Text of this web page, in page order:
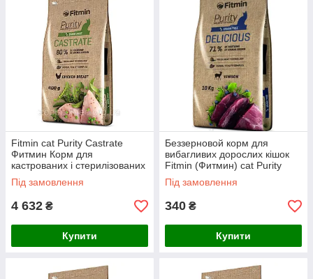
Fitmin cat Purity Castrate
Фитмин Корм для
кастрованих і стерилізованих
кішок, 10 kg
Під замовлення
4 632 ₴
Купити
Беззерновой корм для
вибагливих дорослих кішок
Fitmin (Фитмин) cat Purity
Delicious на вагу, 1 кг
Під замовлення
340 ₴
Купити